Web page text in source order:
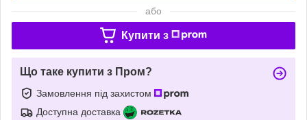
або
Купити з
Що таке купити з Пром?
Замовлення під захистом
Доступна доставка